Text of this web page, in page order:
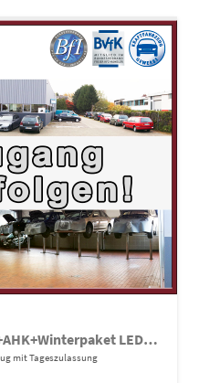
Titanium L2H1 2.0TDCi AT8+AHK+Winterpaket LED+Anhängerkupplung+B&O
mit Tageszulassung